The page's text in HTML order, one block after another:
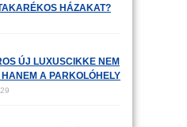
HÁZAKAT?
ÚJ LUXUSCIKKE NEM
A PARKOLÓHELY